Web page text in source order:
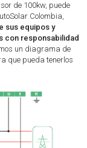
de 100kw, puede
Colombia,
sus equipos y
con responsabilidad
un diagrama de
que pueda tenerlos